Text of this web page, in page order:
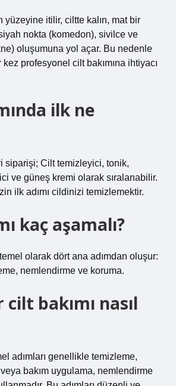
yüzeyine itilir, ciltte kalın, mat bir
nokta (komedon), sivilce ve
oluşumuna yol açar. Bu nedenle
profesyonel cilt bakımına ihtiyacı
ilk ne
siparişi; Cilt temizleyici, tonik,
ve güneş kremi olarak sıralanabilir.
ilk adımı cildinizi temizlemektir.
kaç aşamalı?
olarak dört ana adımdan oluşur:
nemlendirme ve koruma.
bakımı nasıl
adımları genellikle temizleme,
bakım uygulama, nemlendirme